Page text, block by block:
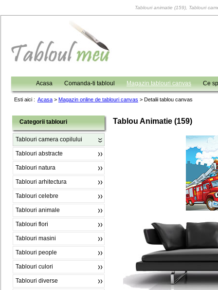
Tablouri animatie (159), Tablouri
Acasa Comanda-ti tabloul Magazin tablouri canvas Ce
Esti aici : Acasa > Magazin online de tablouri canvas > Detalii tablou canvas
Categorii tablouri
Tablouri camera copilului
Tablouri abstracte
Tablouri natura
Tablouri arhitectura
Tablouri celebre
Tablouri animale
Tablouri flori
Tablouri masini
Tablouri people
Tablouri culori
Tablouri diverse
Tablou Animatie (159)